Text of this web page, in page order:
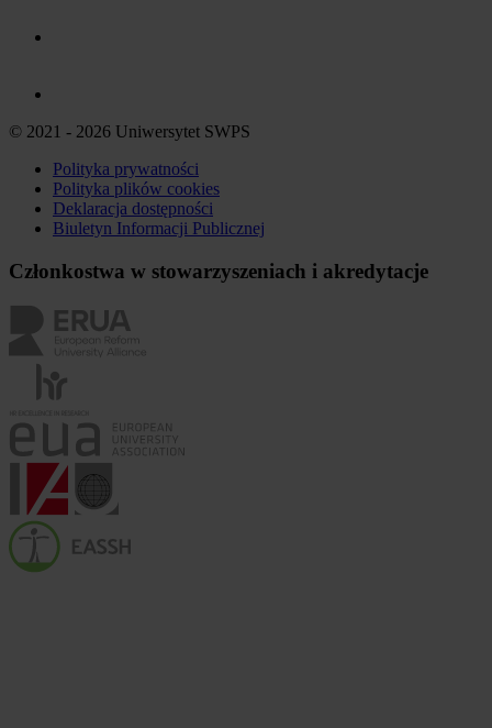
© 2021 - 2026 Uniwersytet SWPS
Polityka prywatności
Polityka plików cookies
Deklaracja dostępności
Biuletyn Informacji Publicznej
Członkostwa w stowarzyszeniach i akredytacje